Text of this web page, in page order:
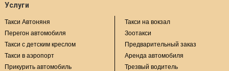
Услуги
Такси Автоняня
Перегон автомобиля
Такси с детским креслом
Такси в аэропорт
Прикурить автомобиль
Такси на вокзал
Зоотакси
Предварительный заказ
Аренда автомобиля
Трезвый водитель